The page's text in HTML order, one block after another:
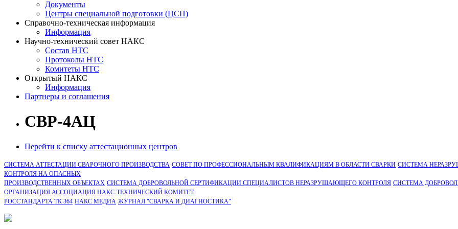
Документы
Центры специальной подготовки (ЦСП)
Справочно-техническая информация
Информация
Научно-технический совет НАКС
Состав НТС
Протоколы НТС
Комитеты НТС
Открытый НАКС
Информация
Партнеры и соглашения
СВР-4АЦ
Перейти к списку аттестационных центров
СИСТЕМА АТТЕСТАЦИИ СВАРОЧНОГО ПРОИЗВОДСТВА СОВЕТ ПО ПРОФЕССИОНАЛЬНЫМ КВАЛИФИКАЦИЯМ В ОБЛАСТИ СВАРКИ СИСТЕМА
КОНТРОЛЯ НА ОПАСНЫХ
ПРОИЗВОДСТВЕННЫХ ОБЪЕКТАХ СИСТЕМА ДОБРОВОЛЬНОЙ СЕРТИФИКАЦИИ СПЕЦИАЛИСТОВ НЕРАЗРУШАЮЩЕГО КОНТРОЛЯ СИСТЕМА
ОРГАНИЗАЦИЯ АССОЦИАЦИЯ НАКС ТЕХНИЧЕСКИЙ КОМИТЕТ
РОССТАНДАРТА ТК 364 НАКС МЕДИА ЖУРНАЛ "СВАРКА И ДИАГНОСТИКА"